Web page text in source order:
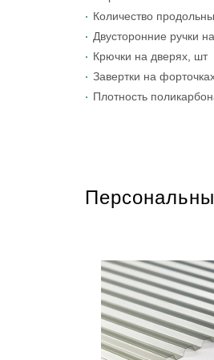
Количество
Двусторонние ручки
Крючки на дверях, шт
Завертки на
Плотность